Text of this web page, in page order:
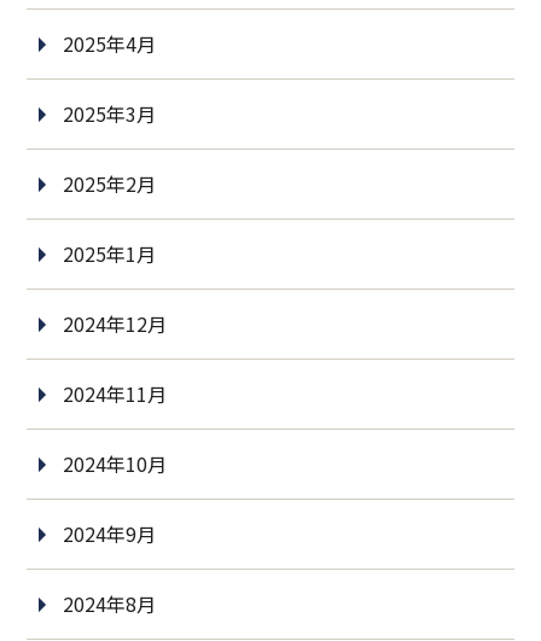
2025年4月
2025年3月
2025年2月
2025年1月
2024年12月
2024年11月
2024年10月
2024年9月
2024年8月